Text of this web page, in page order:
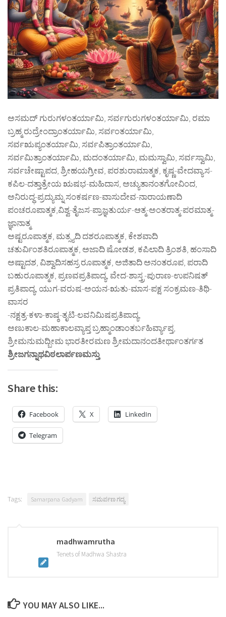
ಅಸಮದ್ ಗುರುಗಳಂತರ್ಯಾಮಿ, ಸರ್ವಗುರುಗಳಂತರ್ಯಾಮಿ, ರಮಾ
ಬ್ರಹ್ಮ ರುದ್ರೇಂದ್ರಾಂತರ್ಯಾಮಿ, ಸರ್ವಂತರ್ಯಾಮಿ,
ಸರ್ವಋಪ್ಯಂತರ್ಯಾಮಿ, ಸರ್ವಪಿತ್ರಾಂತರ್ಯಾಮಿ,
ಸರ್ವಮಿತ್ರಾಂತರ್ಯಾಮಿ, ಮದಂತರ್ಯಾಮಿ, ಮಮಸ್ವಾಮಿ, ಸರ್ವಸ್ವಾಮಿ,
ಸರ್ವಚೇಷ್ಟಾಪದ, ಶ್ರೀಹಯಗ್ರೀವ, ಪರಶುರಾಮಾತ್ಮಕ, ಕೃಷ್ಣ-ವೇದವ್ಯಾಸ-
ಕಪಿಲ-ದತ್ತಾತ್ರೇಯ ಋಷಭ-ಮಹಿದಾಸ, ಅಚ್ಯುತಾನಂತಗೋವಿಂದ,
ಅನಿರುದ್ಧ-ಪ್ರದ್ಯುಮ್ನ ಸಂಕರ್ಷಣ-ವಾಸುದೇವ-ನಾರಾಯಣಾದಿ
ಪಂಚರೂಪಾತ್ಮಕ,ವಿಶ್ವ-ತೈಜಸ-ಪ್ರಾಜ್ಞತುರ್ಯ-ಆತ್ಮ-ಅಂತರಾತ್ಮ-ಪರಮಾತ್ಮ-
ಜ್ಞಾನಾತ್ಮ
ಅಷ್ಟರೂಪಾತ್ಮಕ, ಮತ್ಸ್ಯದಿ ದಶರೂಪಾತ್ಮಕ, ಕೇಶವಾದಿ
ಚತುರ್ವಿಂಶತಿರೂಪಾತ್ಮಕ, ಅಜಾದಿ ಷೋಡಶ, ಕಪಿಲಾದಿ ತ್ರಿಂಶತಿ, ಹಂಸಾದಿ
ಅಷ್ಟಾದಶ, ವಿಶ್ವಾದಿಸಹಸ್ರ ರೂಪಾತ್ಮಕ, ಅಜಿತಾದಿ ಅನಂತರೂಪ, ಪರಾದಿ
ಬಹುರೂಪಾತ್ಮಕ, ಪ್ರಣವಪ್ರತಿಪಾದ್ಯ, ವೇದ-ಶಾಸ್ತ್ರ-ಪುರಾಣ-ಉಪನಿಷತ್
ಪ್ರತಿಪಾದ್ಯ, ಯುಗ-ವರುಷ-ಅಯನ-ಋತು-ಮಾಸ-ಪಕ್ಷ ಸಂಕ್ರಮಣ-ತಿಥಿ-
ವಾಸರ
-ನಕ್ಷತ್ರ-ಕಳಾ-ಕಾಷ್ಠ-ತೃಟಿ-ಲವನಿಮಿಷಪ್ರತಿಪಾದ್ಯ,
ಅಣುಕಾಲ-ಮಹಾಕಾಲವ್ಯಾಪ್ತ ಬ್ರಹ್ಮಾಂಡಾಂತರ್ಬಹಿರ್ವ್ಯಾಪ್ತ,
ಶ್ರೀಮನುಮದ್ಬೀಮ ಭಾರತೀರಮಣ ಶ್ರೀಮದಾನಂದತೀರ್ಥಾಂತರ್ಗತ
ಶ್ರೀಜಗನ್ನಾಥವಿಠಲಾರ್ಪಣಮಸ್ತು
Share this:
Facebook X LinkedIn
Telegram
Tags: Samarpana Gadyam ಸಮರ್ಪಣ ಗದ್ಯ
madhwamrutha
Tenets of Madhwa Shastra
YOU MAY ALSO LIKE...